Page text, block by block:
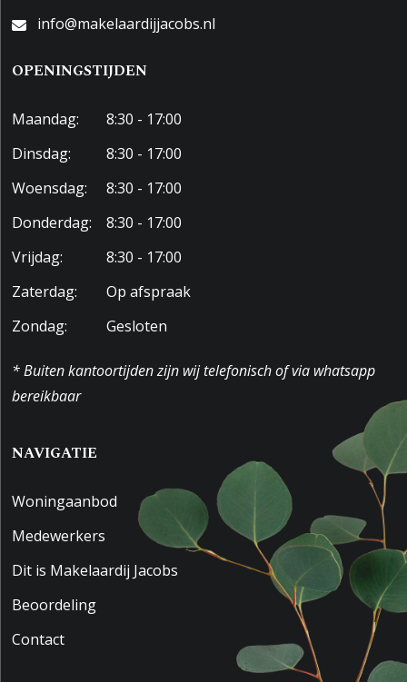
info@makelaardijjacobs.nl
OPENINGSTIJDEN
Maandag:
8:30 - 17:00
Dinsdag:
8:30 - 17:00
Woensdag:
8:30 - 17:00
Donderdag:
8:30 - 17:00
Vrijdag:
8:30 - 17:00
Zaterdag:
Op afspraak
Zondag:
Gesloten
* Buiten kantoortijden zijn wij telefonisch of via whatsapp
bereikbaar
NAVIGATIE
Woningaanbod
Medewerkers
Dit is Makelaardij Jacobs
Beoordeling
Contact